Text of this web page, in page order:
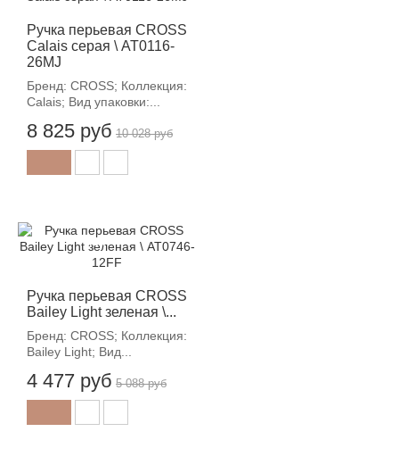
Ручка перьевая CROSS
Calais серая \ AT0116-
26MJ
Бренд: CROSS; Коллекция:
Calais; Вид упаковки:...
8 825 руб 10 028 руб
Ручка перьевая CROSS
Bailey Light зеленая \...
Бренд: CROSS; Коллекция:
Bailey Light; Вид...
4 477 руб
-12%
5 088 руб